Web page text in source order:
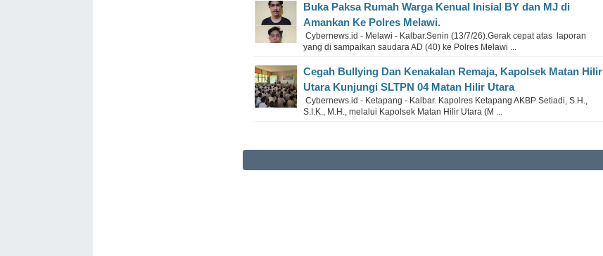
Buka Paksa Rumah Warga Kenual Inisial BY dan MJ di
Amankan Ke Polres Melawi.
Cybernews.id - Melawi - Kalbar.Senin (13/7/26).Gerak cepat atas laporan
yang di sampaikan saudara AD (40) ke Polres Melawi ...
Cegah Bullying Dan Kenakalan Remaja, Kapolsek Matan Hilir
Utara Kunjungi SLTPN 04 Matan Hilir Utara
Cybernews.id - Ketapang - Kalbar. Kapolres Ketapang AKBP Setiadi, S.H.,
S.I.K., M.H., melalui Kapolsek Matan Hilir Utara (M ...